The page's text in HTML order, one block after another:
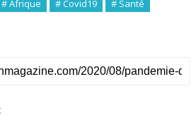
# Afrique # Covid19 # Santé